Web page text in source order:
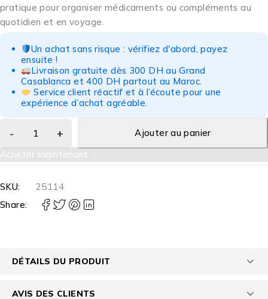
pratique pour organiser médicaments ou compléments au
quotidien et en voyage.
Un achat sans risque : vérifiez d'abord, payez
ensuite !
Livraison gratuite dès 300 DH au Grand
Casablanca et 400 DH partout au Maroc.
Service client réactif et à l’écoute pour une
expérience d’achat agréable.
Ajouter au panier
Acheter maintenant
SKU:
25114
Share:
DÉTAILS DU PRODUIT
AVIS DES CLIENTS